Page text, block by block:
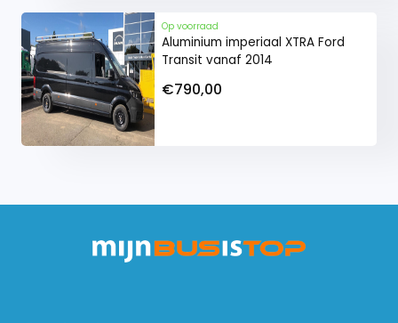
Op voorraad
Aluminium imperiaal XTRA Ford
Transit vanaf 2014
€790,00